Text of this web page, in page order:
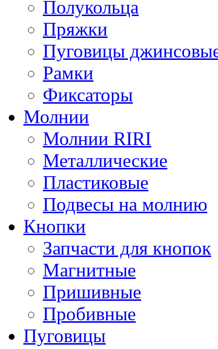
Полукольца
Пряжки
Пуговицы
Рамки
Фиксаторы
Молнии
Молнии RIRI
Металлические
Пластиковые
Подвесы на молнию
Кнопки
Запчасти для кнопок
Магнитные
Пришивные
Пробивные
Пуговицы